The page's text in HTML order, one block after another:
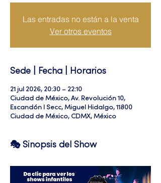
Las entradas no están a la venta
Ver otros eventos
Sede | Fecha | Horarios
21 jul 2026, 20:30 – 22:10
Ciudad de México, Av. Revolución 10,
Escandón I Secc, Miguel Hidalgo, 11800
Ciudad de México, CDMX, México
🎭 Sinopsis del Show